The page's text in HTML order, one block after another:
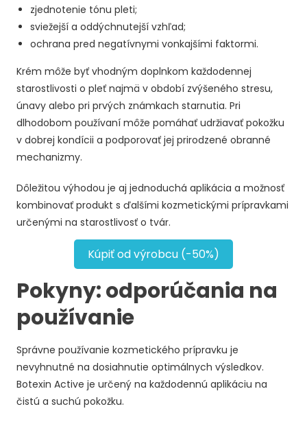
zjednotenie tónu pleti;
sviežejší a oddýchnutejší vzhľad;
ochrana pred negatívnymi vonkajšími faktormi.
Krém môže byť vhodným doplnkom každodennej
starostlivosti o pleť najmä v období zvýšeného stresu,
únavy alebo pri prvých známkach starnutia. Pri
dlhodobom používaní môže pomáhať udržiavať pokožku
v dobrej kondícii a podporovať jej prirodzené obranné
mechanizmy.
Dôležitou výhodou je aj jednoduchá aplikácia a možnosť
kombinovať produkt s ďalšími kozmetickými prípravkami
určenými na starostlivosť o tvár.
Kúpiť od výrobcu (-50%)
Pokyny: odporúčania na
používanie
Správne používanie kozmetického prípravku je
nevyhnutné na dosiahnutie optimálnych výsledkov.
Botexin Active je určený na každodennú aplikáciu na
čistú a suchú pokožku.